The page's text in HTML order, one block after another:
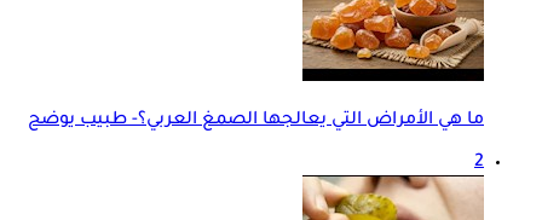
ما هي الأمراض التي يعالجها الصمغ العربي؟- طبيب يوضح
2